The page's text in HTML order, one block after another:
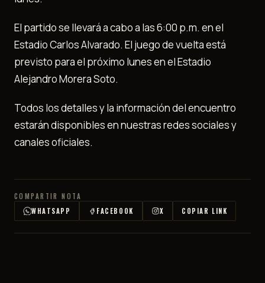
El partido se llevará a cabo a las 6:00 p.m. en el
Estadio Carlos Alvarado. El juego de vuelta está
previsto para el próximo lunes en el Estadio
Alejandro Morera Soto.
Todos los detalles y la información del encuentro
estarán disponibles en nuestras redes sociales y
canales oficiales.
COMPARTIR NOTA
WHATSAPP
FACEBOOK X COPIAR LINK